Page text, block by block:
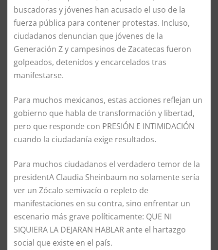
buscadoras y jóvenes han acusado el uso de la
fuerza pública para contener protestas. Incluso,
ciudadanos denuncian que jóvenes de la
Generación Z y campesinos de Zacatecas fueron
golpeados, detenidos y encarcelados tras
manifestarse.
Para muchos mexicanos, estas acciones reflejan un
gobierno que habla de transformación y libertad,
pero que responde con PRESIÓN E INTIMIDACIÓN
cuando la ciudadanía exige resultados.
Para muchos ciudadanos el verdadero temor de la
presidentA Claudia Sheinbaum no solamente sería
ver un Zócalo semivacío o repleto de
manifestaciones en su contra, sino enfrentar un
escenario más grave políticamente: QUE NI
SIQUIERA LA DEJARAN HABLAR ante el hartazgo
social que existe en el país.